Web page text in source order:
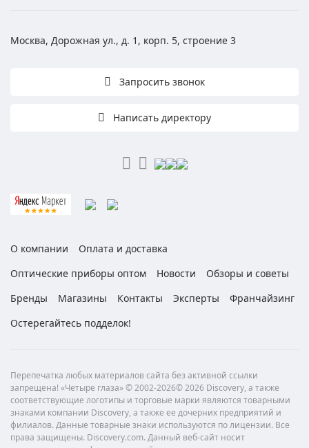
Москва, Дорожная ул., д. 1, корп. 5, строение 3
Запросить звонок
Написать директору
О компании
Оплата и доставка
Оптические приборы оптом
Новости
Обзоры и советы
Бренды
Магазины Контакты Эксперты
Франчайзинг
Остерегайтесь подделок!
Перепечатка любых материалов сайта без активной ссылки
запрещена! «Четыре глаза» © 2002-2026© 2026 Discovery, а также
соответствующие логотипы и торговые марки являются товарными
знаками компании Discovery, а также ее дочерних предприятий и
филиалов. Данные товарные знаки используются по лицензии. Все
права защищены. Discovery.com. Данный веб-сайт носит